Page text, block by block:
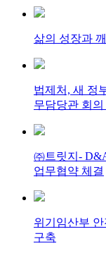
삶의 성장과
법제처, 새 정
무담당관 회의
㈜트릿지-
업무협약 체결
위기임산부
구축